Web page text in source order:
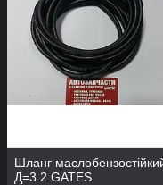
Шланг
Д=3.2 GATES